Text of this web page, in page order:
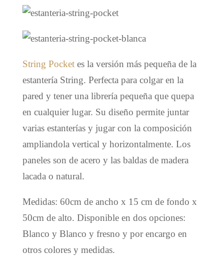
String Pocket es la versión más pequeña de la
estantería String. Perfecta para colgar en la
pared y tener una librería pequeña que quepa
en cualquier lugar. Su diseño permite juntar
varias estanterías y jugar con la composición
ampliandola vertical y horizontalmente. Los
paneles son de acero y las baldas de madera
lacada o natural.
Medidas: 60cm de ancho x 15 cm de fondo x
50cm de alto. Disponible en dos opciones:
Blanco y Blanco y fresno y por encargo en
otros colores y medidas.